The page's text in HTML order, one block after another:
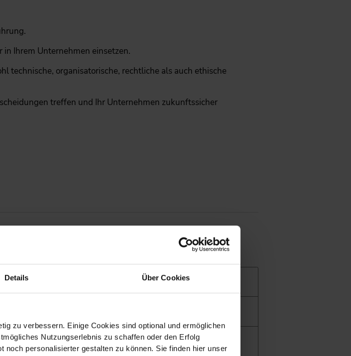
Details Über Cookies
zu verbessern. Einige Cookies sind optional und ermöglichen
Nutzungserlebnis zu schaffen oder den Erfolg
personalisierter gestalten zu können. Sie finden hier unser
Ihrem Unternehmen einsetzen.
technische, organisatorische, rechtliche als auch ethische
treffen und Ihr Unternehmen zukunftssicher
Führungskräfte